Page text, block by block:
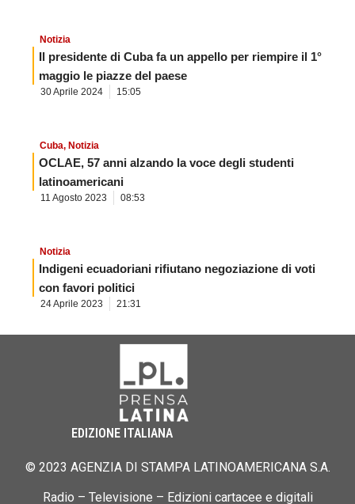
Notizia
Il presidente di Cuba fa un appello per riempire il 1°
maggio le piazze del paese
30 Aprile 2024 15:05
Cuba, Notizia
OCLAE, 57 anni alzando la voce degli studenti
latinoamericani
11 Agosto 2023 08:53
Notizia
Indigeni ecuadoriani rifiutano negoziazione di voti
con favori politici
24 Aprile 2023 21:31
EDIZIONE ITALIANA
© 2023 AGENZIA DI STAMPA LATINOAMERICANA S.A.
Radio – Televisione – Edizioni cartacee e digitali